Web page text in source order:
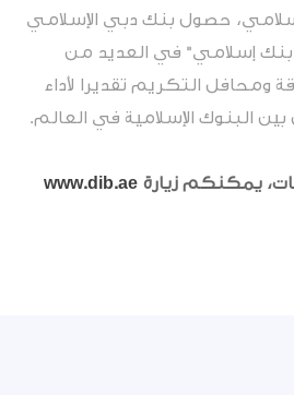
حصول بنك دبي الإسلامي
إسلامي" في العدید من
ومحافل التكریم تقدیرا لأداء
البنوك الإسلامیة في العالم.
يمكنكم زيارةwww.dib.ae